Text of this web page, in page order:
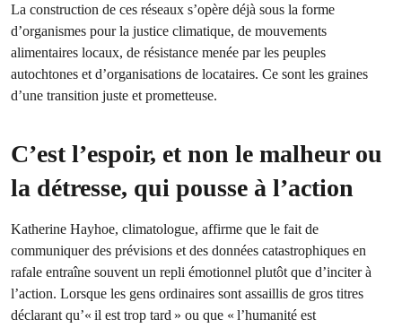
La construction de ces réseaux s’opère déjà sous la forme
d’organismes pour la justice climatique, de mouvements
alimentaires locaux, de résistance menée par les peuples
autochtones et d’organisations de locataires. Ce sont les graines
d’une transition juste et prometteuse.
C’est l’espoir, et non le malheur ou
la détresse, qui pousse à l’action
Katherine Hayhoe, climatologue, affirme que le fait de
communiquer des prévisions et des données catastrophiques en
rafale entraîne souvent un repli émotionnel plutôt que d’inciter à
l’action. Lorsque les gens ordinaires sont assaillis de gros titres
déclarant qu’« il est trop tard » ou que « l’humanité est